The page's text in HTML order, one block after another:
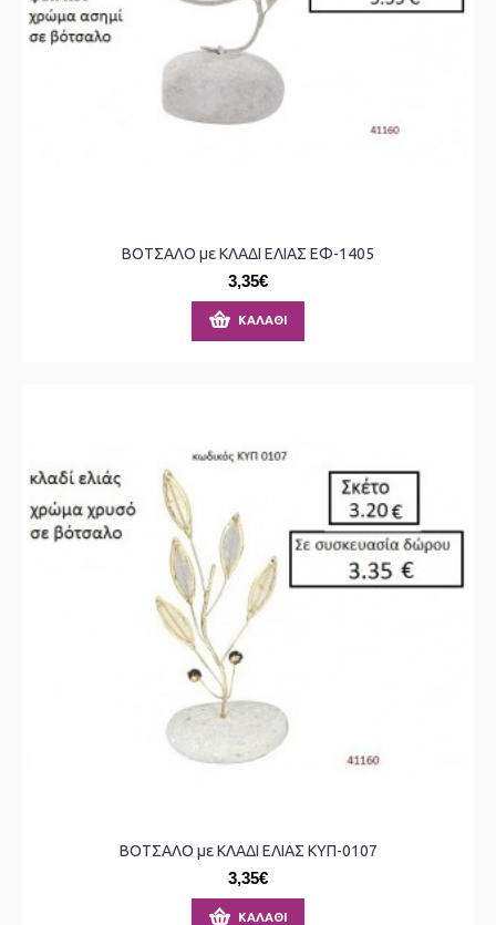
ΒΟΤΣΑΛΟ με ΚΛΑΔΙ ΕΛΙΑΣ ΕΦ-1405
3,35€
ΚΑΛΆΘΙ
ΒΟΤΣΑΛΟ με ΚΛΑΔΙ ΕΛΙΑΣ ΚΥΠ-0107
3,35€
ΚΑΛΆΘΙ